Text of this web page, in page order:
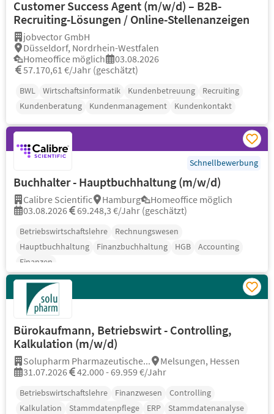
Customer Success Agent (m/w/d) – B2B-
Recruiting-Lösungen / Online-Stellenanzeigen
jobvector GmbH
Düsseldorf, Nordrhein-Westfalen
Homeoffice möglich
03.08.2026
57.170,61 €/Jahr (geschätzt)
BWL Wirtschaftsinformatik Kundenbetreuung
Recruiting
Kundenberatung
Kundenmanagement Kundenkontakt
Schnellbewerbung
Buchhalter - Hauptbuchhaltung (m/w/d)
Calibre Scientific Hamburg
Homeoffice möglich
03.08.2026
69.248,3 €/Jahr (geschätzt)
Betriebswirtschaftslehre
Rechnungswesen
Hauptbuchhaltung
Finanzbuchhaltung HGB
Accounting
Finanzen
Bürokaufmann, Betriebswirt - Controlling,
Kalkulation (m/w/d)
Solupharm Pharmazeutische...
Melsungen, Hessen
31.07.2026
42.000 - 69.959 €/Jahr
Betriebswirtschaftslehre Finanzwesen
Controlling
Kalkulation
Stammdatenpflege ERP Stammdatenanalyse